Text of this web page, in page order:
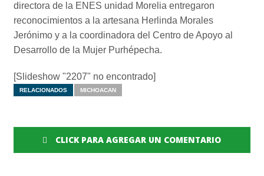
directora de la ENES unidad Morelia entregaron
reconocimientos a la artesana Herlinda Morales
Jerónimo y a la coordinadora del Centro de Apoyo al
Desarrollo de la Mujer Purhépecha.
[Slideshow "2207" no encontrado]
RELACIONADOS MICHOACAN
CLICK PARA AGREGAR UN COMENTARIO